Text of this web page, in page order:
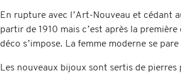
En rupture avec l’Art-Nouveau et cédant
partir de 1910 mais c’est après la
déco s’impose. La femme moderne se
Les nouveaux bijoux sont sertis de